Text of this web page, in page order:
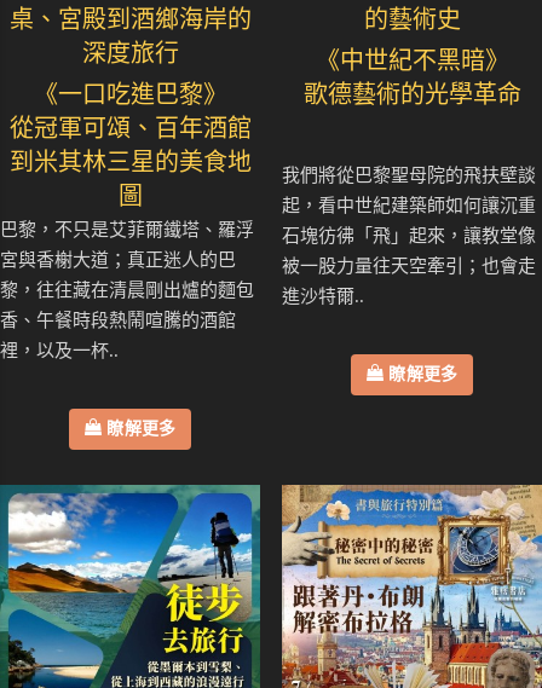
桌、宮殿到酒鄉海岸的
深度旅行
《一口吃進巴黎》
從冠軍可頌、百年酒館
到米其林三星的美食地
圖
巴黎，不只是艾菲爾鐵塔、羅浮
宮與香榭大道；真正迷人的巴
黎，往往藏在清晨剛出爐的麵包
香、午餐時段熱鬧喧騰的酒館
裡，以及一杯..
瞭解更多
的藝術史
《中世紀不黑暗》
歌德藝術的光學革命
我們將從巴黎聖母院的飛扶壁談
起，看中世紀建築師如何讓沉重
石塊彷彿「飛」起來，讓教堂像
被一股力量往天空牽引；也會走
進沙特爾..
瞭解更多